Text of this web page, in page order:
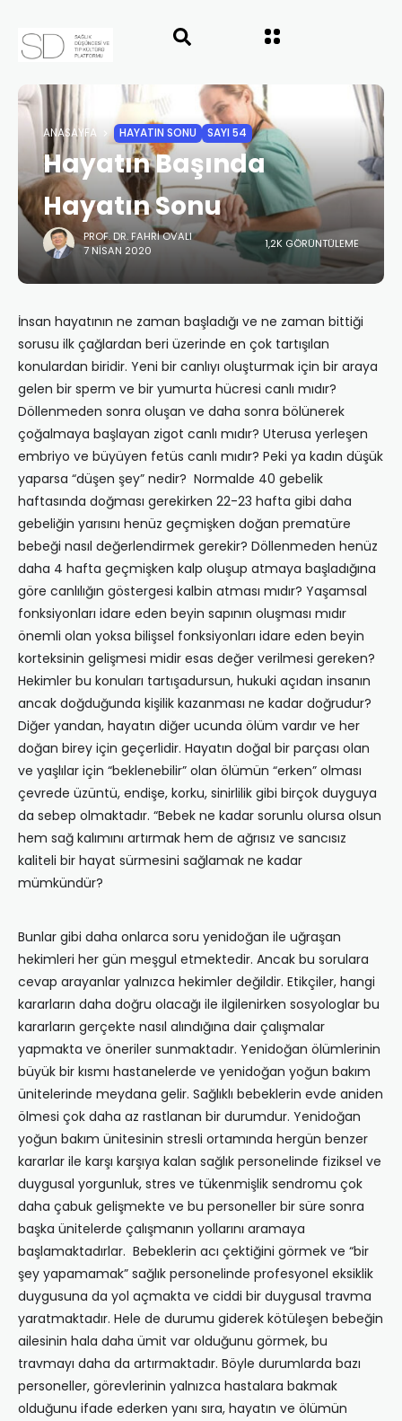
ANASAYFA HAYATIN SONU SAYI 54
Hayatın Başında
Hayatın Sonu
PROF. DR. FAHRI OVALI
7 NISAN 2020
1,2K GÖRÜNTÜLEME
İnsan hayatının ne zaman başladığı ve ne zaman bittiği
sorusu ilk çağlardan beri üzerinde en çok tartışılan
konulardan biridir. Yeni bir canlıyı oluşturmak için bir araya
gelen bir sperm ve bir yumurta hücresi canlı mıdır?
Döllenmeden sonra oluşan ve daha sonra bölünerek
çoğalmaya başlayan zigot canlı mıdır? Uterusa yerleşen
embriyo ve büyüyen fetüs canlı mıdır? Peki ya kadın düşük
yaparsa “düşen şey” nedir? Normalde 40 gebelik
haftasında doğması gerekirken 22-23 hafta gibi daha
gebeliğin yarısını henüz geçmişken doğan prematüre
bebeği nasıl değerlendirmek gerekir? Döllenmeden henüz
daha 4 hafta geçmişken kalp oluşup atmaya başladığına
göre canlılığın göstergesi kalbin atması mıdır? Yaşamsal
fonksiyonları idare eden beyin sapının oluşması mıdır
önemli olan yoksa bilişsel fonksiyonları idare eden beyin
korteksinin gelişmesi midir esas değer verilmesi gereken?
Hekimler bu konuları tartışadursun, hukuki açıdan insanın
ancak doğduğunda kişilik kazanması ne kadar doğrudur?
Diğer yandan, hayatın diğer ucunda ölüm vardır ve her
doğan birey için geçerlidir. Hayatın doğal bir parçası olan
ve yaşlılar için “beklenebilir” olan ölümün “erken” olması
çevrede üzüntü, endişe, korku, sinirlilik gibi birçok duyguya
da sebep olmaktadır. “Bebek ne kadar sorunlu olursa olsun
hem sağ kalımını artırmak hem de ağrısız ve sancısız
kaliteli bir hayat sürmesini sağlamak ne kadar
mümkündür?
Bunlar gibi daha onlarca soru yenidoğan ile uğraşan
hekimleri her gün meşgul etmektedir. Ancak bu sorulara
cevap arayanlar yalnızca hekimler değildir. Etikçiler, hangi
kararların daha doğru olacağı ile ilgilenirken sosyologlar bu
kararların gerçekte nasıl alındığına dair çalışmalar
yapmakta ve öneriler sunmaktadır. Yenidoğan ölümlerinin
büyük bir kısmı hastanelerde ve yenidoğan yoğun bakım
ünitelerinde meydana gelir. Sağlıklı bebeklerin evde aniden
ölmesi çok daha az rastlanan bir durumdur. Yenidoğan
yoğun bakım ünitesinin stresli ortamında hergün benzer
kararlar ile karşı karşıya kalan sağlık personelinde fiziksel ve
duygusal yorgunluk, stres ve tükenmişlik sendromu çok
daha çabuk gelişmekte ve bu personeller bir süre sonra
başka ünitelerde çalışmanın yollarını aramaya
başlamaktadırlar. Bebeklerin acı çektiğini görmek ve “bir
şey yapamamak” sağlık personelinde profesyonel eksiklik
duygusuna da yol açmakta ve ciddi bir duygusal travma
yaratmaktadır. Hele de durumu giderek kötüleşen bebeğin
ailesinin hala daha ümit var olduğunu görmek, bu
travmayı daha da artırmaktadır. Böyle durumlarda bazı
personeller, görevlerinin yalnızca hastalara bakmak
olduğunu ifade ederken yanı sıra, hayatın ve ölümün